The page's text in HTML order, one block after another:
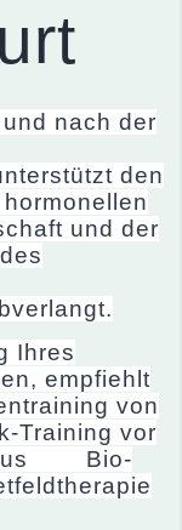
nach der
den
und der
Ihres
empfiehlt
von
Training vor
aus Bio-